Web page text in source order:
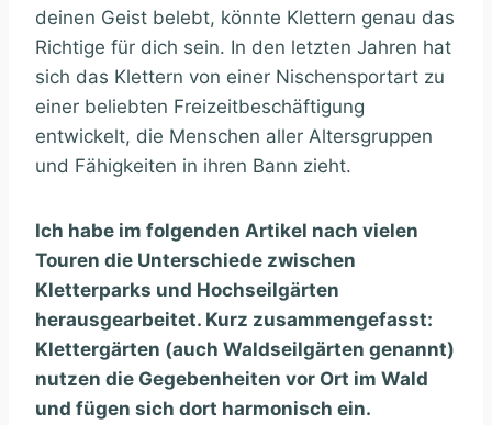
deinen Geist belebt, könnte Klettern genau das
Richtige für dich sein. In den letzten Jahren hat
sich das Klettern von einer Nischensportart zu
einer beliebten Freizeitbeschäftigung
entwickelt, die Menschen aller Altersgruppen
und Fähigkeiten in ihren Bann zieht.
Ich habe im folgenden Artikel nach vielen
Touren die Unterschiede zwischen
Kletterparks und Hochseilgärten
herausgearbeitet. Kurz zusammengefasst:
Klettergärten (auch Waldseilgärten genannt)
nutzen die Gegebenheiten vor Ort im Wald
und fügen sich dort harmonisch ein.